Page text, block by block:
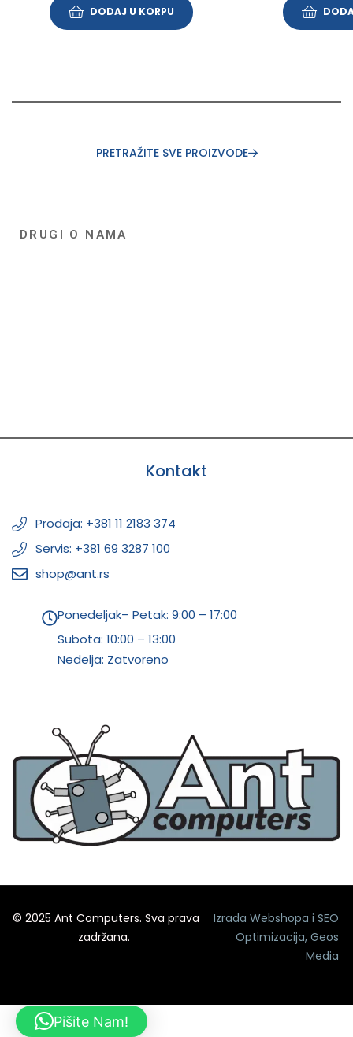
DODAJ U KORPU
PRETRAŽITE SVE PROIZVODE
DRUGI O NAMA
Kontakt
Prodaja: +381 11 2183 374
Servis: +381 69 3287 100
shop@ant.rs
Ponedeljak– Petak: 9:00 – 17:00
Subota: 10:00 – 13:00
Nedelja: Zatvoreno
© 2025 Ant Computers. Sva prava
zadržana.
Izrada Webshopa iSEO
Optimizacija,Geos
Media
Pišite Nam!